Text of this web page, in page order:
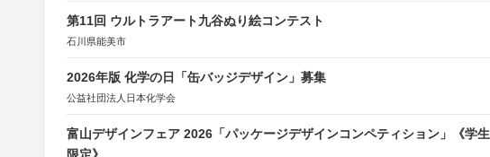
第11回 ウルトラアート九谷ぬり絵コンテスト
石川県能美市
2026年版 化学の日「缶バッジデザイン」募集
公益社団法人日本化学会
富山デザインフェア 2026「パッケージデザインコンペティション」《学生